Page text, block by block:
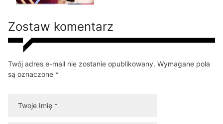
Zostaw komentarz
Twój adres e-mail nie zostanie opublikowany. Wymagane pola
są oznaczone *